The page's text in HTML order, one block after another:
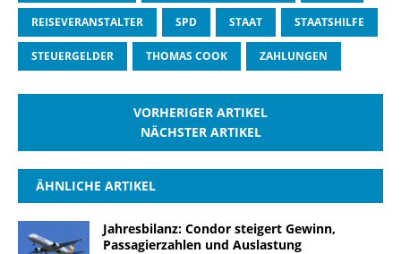
REISEVERANSTALTER SPD STAAT STAATSHILFE
STEUERGELDER THOMAS COOK ZAHLUNGEN
VORHERIGER ARTIKEL
NÄCHSTER ARTIKEL
ÄHNLICHE ARTIKEL
Jahresbilanz: Condor steigert Gewinn,
Passagierzahlen und Auslastung